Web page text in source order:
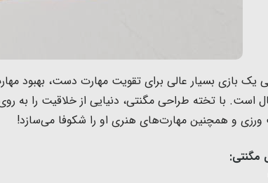
بازی بسیار عالی برای تقویت مهارت دست، بهبود
است. با تخته طراحی مگنتی، دنیایی از خلاقیت را به
و همچنین مهارت‌های هنری او را شکوفا می‌سازد!
مگنتی: